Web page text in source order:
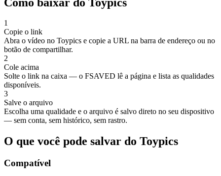
1
Copie o link
Abra o vídeo no Toypics e copie a URL na barra de endereço ou no
botão de compartilhar.
2
Cole acima
Solte o link na caixa — o FSAVED lê a página e lista as qualidades
disponíveis.
3
Salve o arquivo
Escolha uma qualidade e o arquivo é salvo direto no seu dispositivo
— sem conta, sem histórico, sem rastro.
O que você pode salvar do Toypics
Compatível